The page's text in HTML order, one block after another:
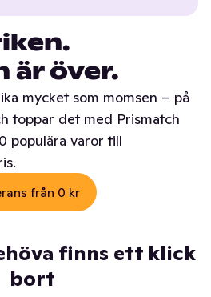
är över.
mycket som momsen – på
toppar det med Prismatch
populära varor till
från 0 kr
finns ett klick
bort